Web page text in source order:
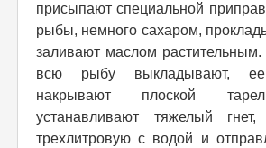
присыпают специальной
рыбы, немного сахаром,
заливают маслом растительным.
всю рыбу выкладывают, ее
накрывают плоской
устанавливают тяжелый
трехлитровую с водой и